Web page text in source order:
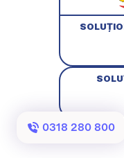
0318 280 800